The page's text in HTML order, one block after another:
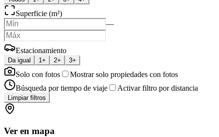
Superficie (m²)
—
Estacionamiento
Da igual 1+ 2+ 3+
Solo con fotos
Mostrar solo propiedades con fotos
Búsqueda por tiempo de viaje
Activar filtro por distancia
Limpiar filtros
Ver en mapa